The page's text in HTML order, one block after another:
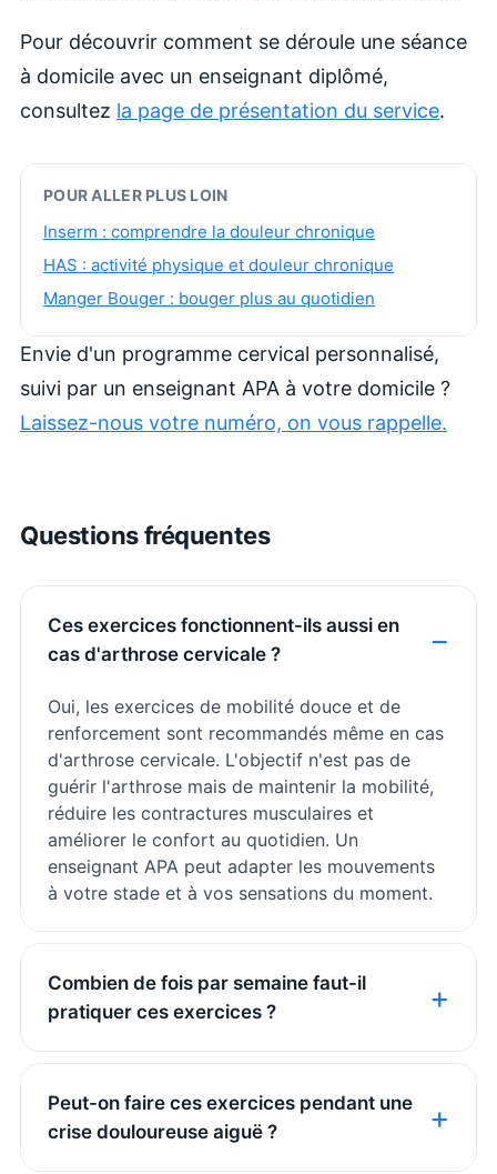
Pour découvrir comment se déroule une séance
à domicile avec un enseignant diplômé,
consultez la page de présentation du service.
POUR ALLER PLUS LOIN
Inserm : comprendre la douleur chronique
HAS : activité physique et douleur chronique
Manger Bouger : bouger plus au quotidien
Envie d'un programme cervical personnalisé,
suivi par un enseignant APA à votre domicile ?
Laissez-nous votre numéro, on vous rappelle.
Questions fréquentes
Ces exercices fonctionnent-ils aussi en
cas d'arthrose cervicale ?
Oui, les exercices de mobilité douce et de
renforcement sont recommandés même en cas
d'arthrose cervicale. L'objectif n'est pas de
guérir l'arthrose mais de maintenir la mobilité,
réduire les contractures musculaires et
améliorer le confort au quotidien. Un
enseignant APA peut adapter les mouvements
à votre stade et à vos sensations du moment.
Combien de fois par semaine faut-il
pratiquer ces exercices ?
Peut-on faire ces exercices pendant une
crise douloureuse aiguë ?